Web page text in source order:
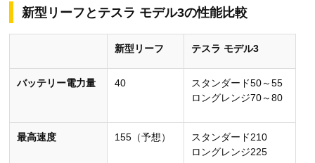
新型リーフとテスラ モデル3の性能比較
新型リーフ テスラ モデル3
バッテリー電力量 40
スタンダード50～55
ロングレンジ70～80
最高速度 155（予想）
スタンダード210
ロングレンジ225